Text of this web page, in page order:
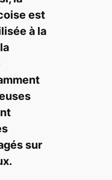
est
à la
sur